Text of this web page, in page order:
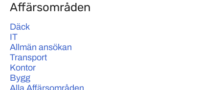
Affärsområden
Däck
IT
Allmän ansökan
Transport
Kontor
Bygg
Alla Affärsområden